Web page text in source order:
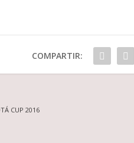
COMPARTIR:
CUP 2016